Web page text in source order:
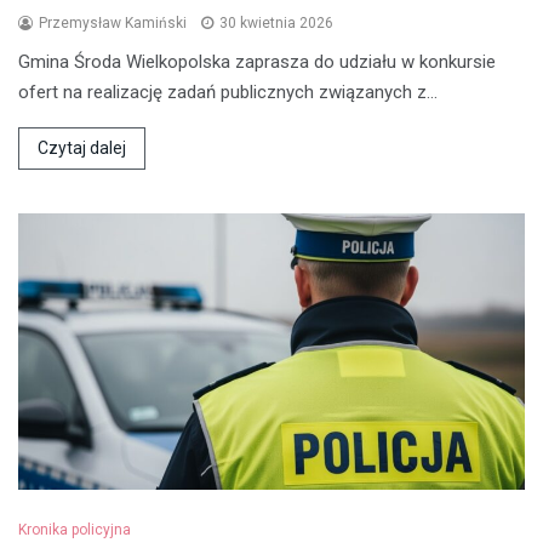
Przemysław Kamiński 30 kwietnia 2026
Gmina Środa Wielkopolska zaprasza do udziału w konkursie
ofert na realizację zadań publicznych związanych z…
Czytaj dalej
Kronika policyjna